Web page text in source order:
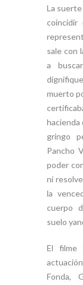
La
sale con
a
muerto
hacienda
gringo
Pancho
poder
ni
la
cuerpo
suelo
El filme
Fonda,